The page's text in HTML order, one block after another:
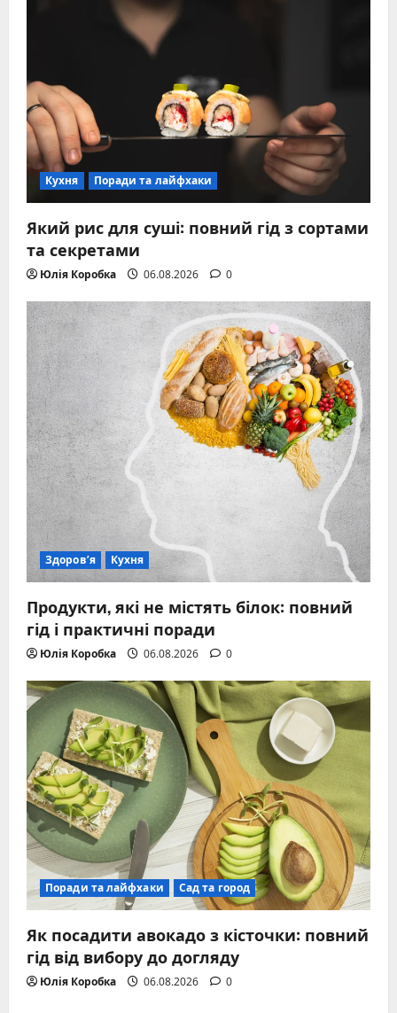
Кухня Поради та лайфхаки
Який рис для суші: повний гід з сортами
та секретами
Юлія Коробка 06.08.2026 0
Здоров’я Кухня
Продукти, які не містять білок: повний
гід і практичні поради
Юлія Коробка 06.08.2026 0
Поради та лайфхаки Сад та город
Як посадити авокадо з кісточки: повний
гід від вибору до догляду
Юлія Коробка 06.08.2026 0